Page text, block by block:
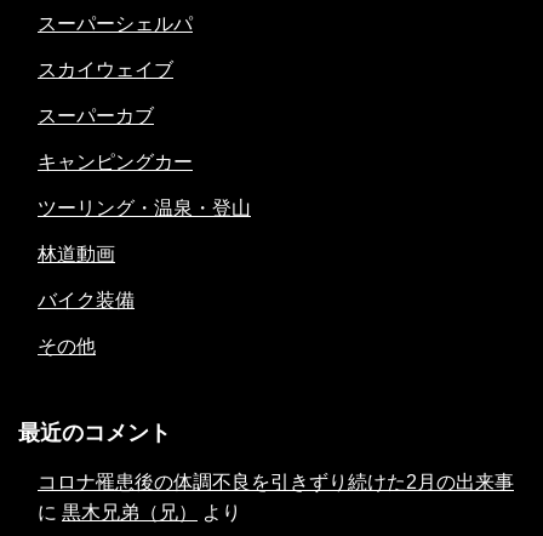
スーパーシェルパ
スカイウェイブ
スーパーカブ
キャンピングカー
ツーリング・温泉・登山
林道動画
バイク装備
その他
最近のコメント
コロナ罹患後の体調不良を引きずり続けた2月の出来事
に 黒木兄弟（兄）
より